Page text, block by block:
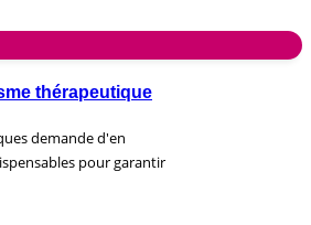
thérapeutique
demande d'en
pour garantir